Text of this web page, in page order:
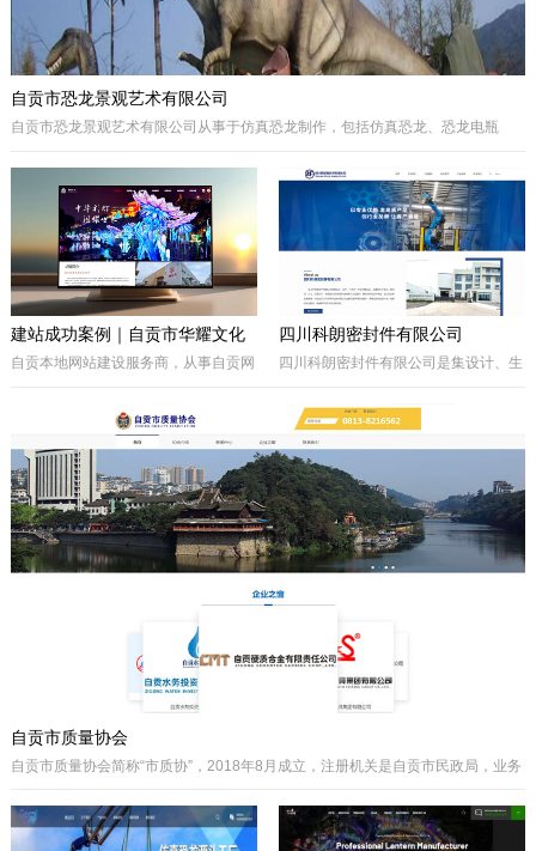
自贡市恐龙景观艺术有限公司
自贡市恐龙景观艺术有限公司从事于仿真恐龙制作，包括仿真恐龙、恐龙电瓶
建站成功案例｜自贡市华耀文化
艺术有限公司官网定制开发项目
自贡本地网站建设服务商，从事自贡网
发，本次完成自贡市华耀文化艺术有限
公司官网定制搭建，包含品牌展示、案
例展示、在线询盘功能，搭配全套基础
SEO优化。
四川科朗密封件有限公司
四川科朗密封件有限公司是集设计、生
于电力、氧化铝、矿山、石油石化、钢
铁等行业所需的机械密封件及其配件、
密封件的生产制造；因公司业务发展需
要，成立的四川科朗环保设备有限公司
主要经营泵阀及其配件、硬质合金制品
类产品、耐磨材料类配件，承接用户非
标件设计和定制。
自贡市质量协会
自贡市质量协会简称“市质协”，2018年8月成立，注册机关是自贡市民政局，业务
协会之一，历届会长由主管经济工作的副市长担任，是自贡市市场监督管理局领
导下的全市性质量组织，是我市传播国内外先进质量管理方法、助推质量事业发